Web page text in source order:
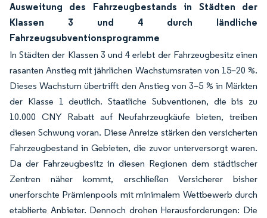
Ausweitung des Fahrzeugbestands in Städten der
Klassen 3 und 4 durch ländliche
Fahrzeugsubventionsprogramme
In Städten der Klassen 3 und 4 erlebt der Fahrzeugbesitz einen
rasanten Anstieg mit jährlichen Wachstumsraten von 15–20 %.
Dieses Wachstum übertrifft den Anstieg von 3–5 % in Märkten
der Klasse 1 deutlich. Staatliche Subventionen, die bis zu
10.000 CNY Rabatt auf Neufahrzeugkäufe bieten, treiben
diesen Schwung voran. Diese Anreize stärken den versicherten
Fahrzeugbestand in Gebieten, die zuvor unterversorgt waren.
Da der Fahrzeugbesitz in diesen Regionen dem städtischer
Zentren näher kommt, erschließen Versicherer bisher
unerforschte Prämienpools mit minimalem Wettbewerb durch
etablierte Anbieter. Dennoch drohen Herausforderungen: Die